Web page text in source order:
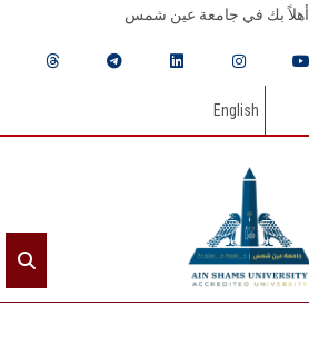
أهلاً بك في جامعة عين شمس
English